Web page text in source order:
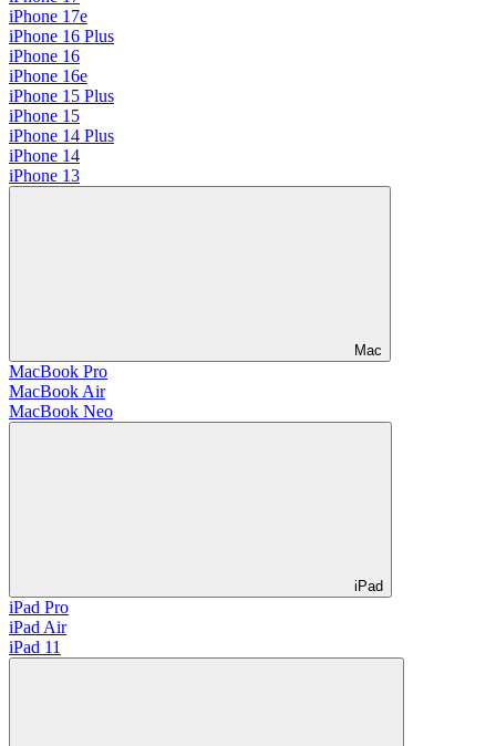
iPhone 17e
iPhone 16 Plus
iPhone 16
iPhone 16e
iPhone 15 Plus
iPhone 15
iPhone 14 Plus
iPhone 14
iPhone 13
Mac
MacBook Pro
MacBook Air
MacBook Neo
iPad
iPad Pro
iPad Air
iPad 11